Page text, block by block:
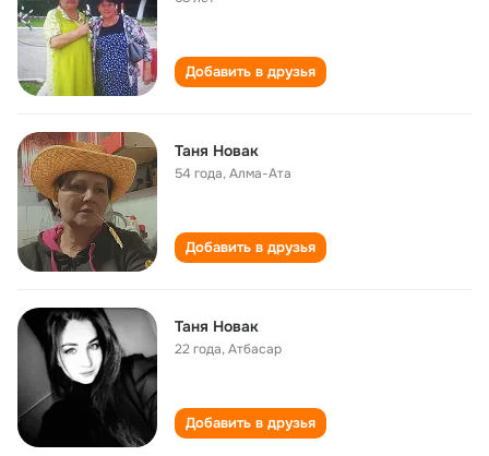
Добавить в друзья
Таня Новак
54 года,Алма-Ата
Добавить в друзья
Таня Новак
22 года,Атбасар
Добавить в друзья